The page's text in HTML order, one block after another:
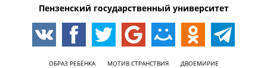
Пензенский государственный университет
ОБРАЗ РЕБЁНКА МОТИВ СТРАНСТВИЯ
ДВОЕМИРИЕ